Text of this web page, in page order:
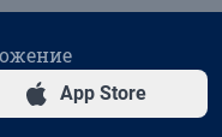
App Store